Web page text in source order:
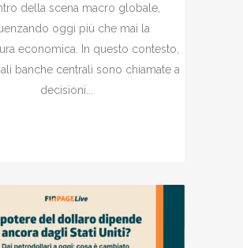
della scena macro globale,
oggi più che mai la
economica. In questo contesto,
banche centrali sono chiamate a
decisioni...